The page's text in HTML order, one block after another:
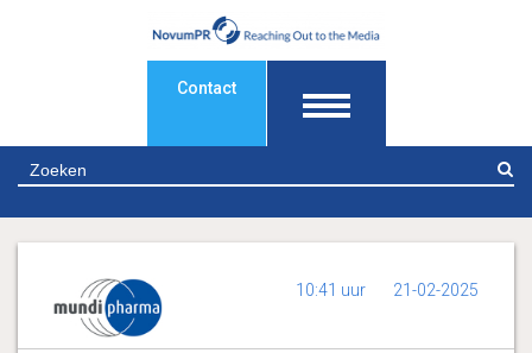
Contact
10:41 uur 21-02-2025